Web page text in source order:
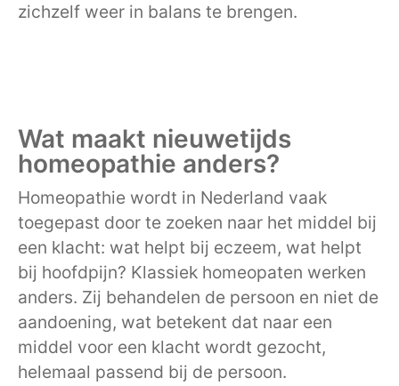
zichzelf weer in balans te brengen.
Wat maakt nieuwetijds
homeopathie anders?
Homeopathie wordt in Nederland vaak
toegepast door te zoeken naar het middel bij
een klacht: wat helpt bij eczeem, wat helpt
bij hoofdpijn? Klassiek homeopaten werken
anders. Zij behandelen de persoon en niet de
aandoening, wat betekent dat naar een
middel voor een klacht wordt gezocht,
helemaal passend bij de persoon.